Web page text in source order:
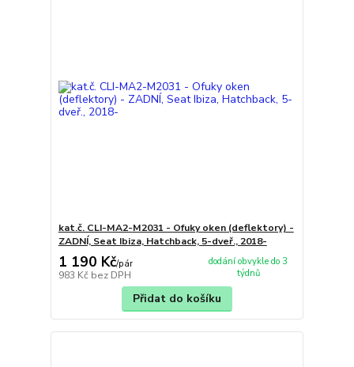
kat.č. CLI-MA2-M2031 - Ofuky oken (deflektory) -
ZADNÍ, Seat Ibiza, Hatchback, 5-dveř., 2018-
1 190 Kč/pár
983 Kč bez DPH
dodání obvykle do 3
týdnů
Přidat do košíku